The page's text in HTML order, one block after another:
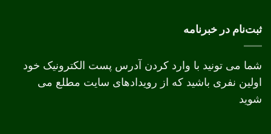
افست
ثبت‌نام در خبرنامه
شما می تونید با وارد کردن آدرس پست الکترونیک خود
اولین نفری باشید که از رویدادهای سایت مطلع می
شوید